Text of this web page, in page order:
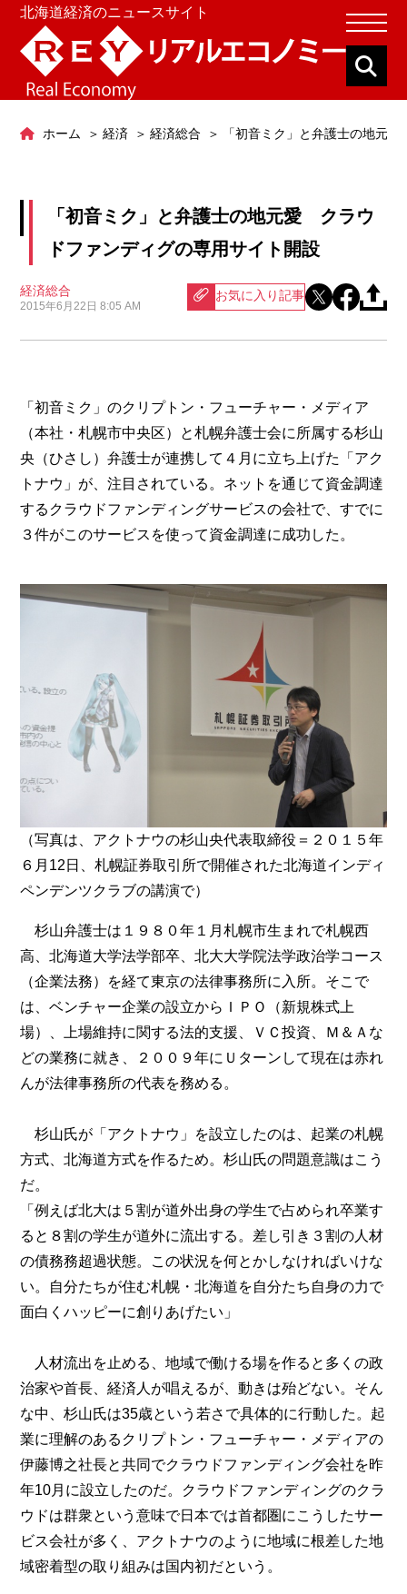
北海道経済のニュースサイト
ホーム 経済 経済総合 「初音ミク」と弁護士の地元
「初音ミク」と弁護士の地元愛 クラウ
ドファンディグの専用サイト開設
経済総合
2015年6月22日 8:05 AM
お気に入り記事
「初音ミク」のクリプトン・フューチャー・メディア
（本社・札幌市中央区）と札幌弁護士会に所属する杉山
央（ひさし）弁護士が連携して４月に立ち上げた「アク
トナウ」が、注目されている。ネットを通じて資金調達
するクラウドファンディングサービスの会社で、すでに
３件がこのサービスを使って資金調達に成功した。
（写真は、アクトナウの杉山央代表取締役＝２０１５年
６月12日、札幌証券取引所で開催された北海道インディ
ペンデンツクラブの講演で）
杉山弁護士は１９８０年１月札幌市生まれで札幌西
高、北海道大学法学部卒、北大大学院法学政治学コース
（企業法務）を経て東京の法律事務所に入所。そこで
は、ベンチャー企業の設立からＩＰＯ（新規株式上
場）、上場維持に関する法的支援、ＶＣ投資、Ｍ＆Ａな
どの業務に就き、２００９年にＵターンして現在は赤れ
んが法律事務所の代表を務める。
杉山氏が「アクトナウ」を設立したのは、起業の札幌
方式、北海道方式を作るため。杉山氏の問題意識はこう
だ。
「例えば北大は５割が道外出身の学生で占められ卒業す
ると８割の学生が道外に流出する。差し引き３割の人材
の債務務超過状態。この状況を何とかしなければいけな
い。自分たちが住む札幌・北海道を自分たち自身の力で
面白くハッピーに創りあげたい」
人材流出を止める、地域で働ける場を作ると多くの政
治家や首長、経済人が唱えるが、動きは殆どない。そん
な中、杉山氏は35歳という若さで具体的に行動した。起
業に理解のあるクリプトン・フューチャー・メディアの
伊藤博之社長と共同でクラウドファンディング会社を昨
年10月に設立したのだ。クラウドファンディングのクラ
ウドは群衆という意味で日本では首都圏にこうしたサー
ビス会社が多く、アクトナウのように地域に根差した地
域密着型の取り組みは国内初だという。